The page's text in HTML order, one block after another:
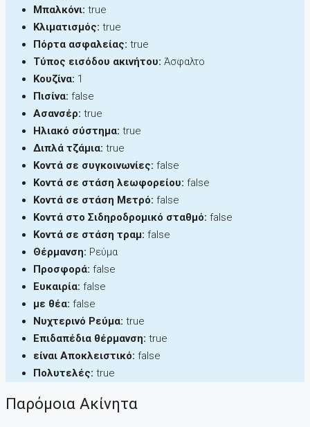
Μπαλκόνι: true
Κλιματισμός: true
Πόρτα ασφαλείας: true
Τύπος εισόδου ακινήτου: Άσφαλτο
Κουζίνα: 1
Πισίνα: false
Ασανσέρ: true
Ηλιακό σύστημα: true
Διπλά τζάμια: true
Κοντά σε συγκοινωνίες: false
Κοντά σε στάση λεωφορείου: false
Κοντά σε στάση Μετρό: false
Κοντά στο Σιδηροδρομικό σταθμό: false
Κοντά σε στάση τραμ: false
Θέρμανση: Ρεύμα
Προσφορά: false
Ευκαιρία: false
με θέα: false
Νυχτερινό Ρεύμα: true
Επιδαπέδια θέρμανση: true
είναι Αποκλειστικό: false
Πολυτελές: true
Παρόμοια Ακίνητα